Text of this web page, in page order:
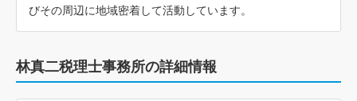
びその周辺に地域密着して活動しています。
林真二税理士事務所の詳細情報